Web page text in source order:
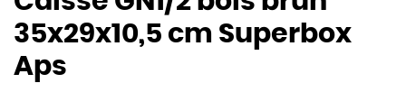
35x29x10,5 cm Superbox
Aps